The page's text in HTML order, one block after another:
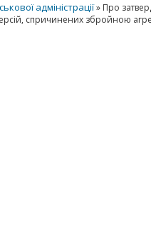
адміністрації» Про
спричинених збройною